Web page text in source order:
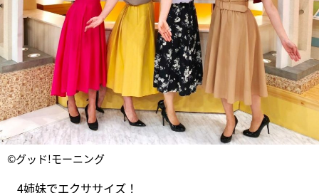
©グッド!モーニング
4姉妹でエクササイズ！